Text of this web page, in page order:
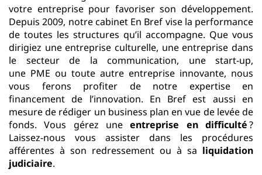
votre entreprise pour favoriser son développement.
Depuis 2009, notre cabinet En Bref vise la performance
de toutes les structures qu’il accompagne. Que vous
dirigiez une entreprise culturelle, une entreprise dans
le secteur de la communication, une start-up,
une PME ou toute autre entreprise innovante, nous
vous ferons profiter de notre expertise en
financement de l’innovation. En Bref est aussi en
mesure de rédiger un business plan en vue de levée de
fonds. Vous gérez uneentreprise en difficulté?
Laissez-nous vous assister dans les procédures
afférentes à son redressement ou à sa liquidation
judiciaire.